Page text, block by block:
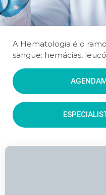
A Hematologia é o
sangue: hemácias,